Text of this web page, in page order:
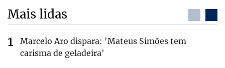
Mais lidas
Marcelo Aro dispara: 'Mateus Simões tem
carisma de geladeira'